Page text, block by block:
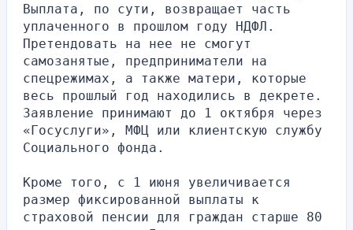
Выплата, по сути, возвращает часть
уплаченного в прошлом году НДФЛ.
Претендовать на нее не смогут
самозанятые, предприниматели на
спецрежимах, а также матери, которые
весь прошлый год находились в декрете.
Заявление принимают до 1 октября через
«Госуслуги», МФЦ или клиентскую службу
Социального фонда.
Кроме того, с 1 июня увеличивается
размер фиксированной выплаты к
страховой пенсии для граждан старше 80